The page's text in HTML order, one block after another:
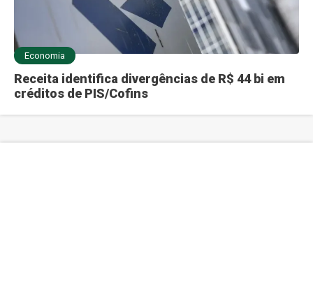
Economia
Receita identifica divergências de R$ 44 bi em
créditos de PIS/Cofins